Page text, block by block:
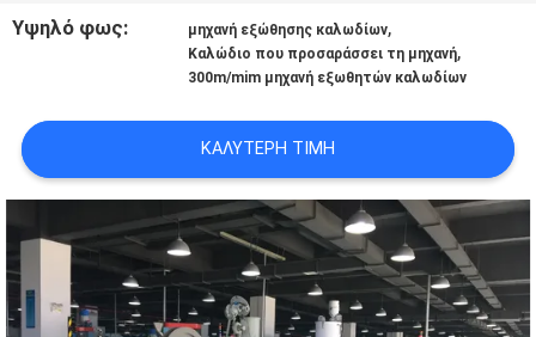
ΕΠΙΚΟΙΝΩΝΉΣΤΕ
ΜΑΣ
ΕΙΔΉΣΕΙΣ
ΥΠΟΘΈΣΕΙΣ
Υψηλό φως: μηχανή εξώθησης καλωδίων,
Καλώδιο που προσαράσσει τη μηχανή,
300m/mim μηχανή εξωθητών καλωδίων
ΚΑΛΎΤΕΡΗ ΤΙΜΉ